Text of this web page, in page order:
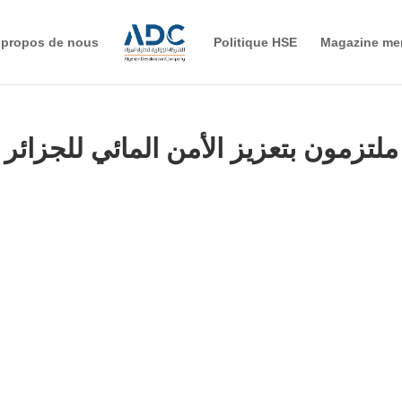
de nous Politique HSE Magazine
ملتزمون بتعزيز الأمن المائي للجزائر